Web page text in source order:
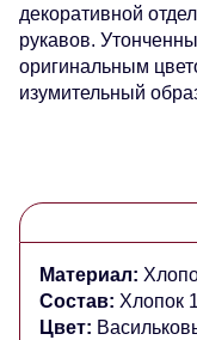
декоративной
рукавов.
оригинальным
изумительный
Материал:
Состав: Хлопок
Цвет: